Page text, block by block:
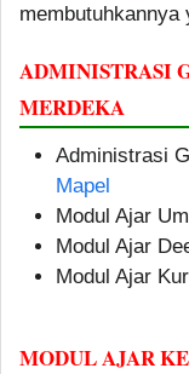
membutuhkannya
ADMINISTRASI
MERDEKA
Administrasi
Mapel
Modul Ajar
Modul Ajar
Modul Ajar
MODUL AJAR